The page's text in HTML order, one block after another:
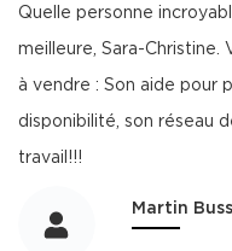
Quelle personne
meilleure, Sara-Christine.
à vendre : Son aide pour
disponibilité, son réseau
travail!!!
Martin